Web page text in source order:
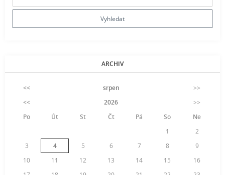
ARCHIV
<< srpen
>>
<<
2026
>>
Po
Út St Čt Pá So
Ne
1
2
3
4 5 6 7 8
9
10
11 12 13 14 15
16